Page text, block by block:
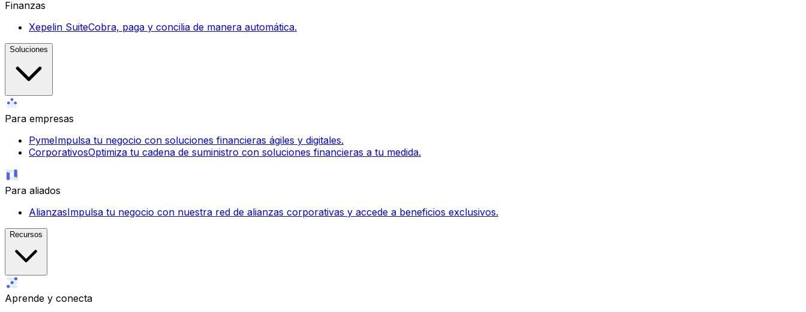
Finanzas
Xepelin SuiteCobra, paga y concilia de manera automática.
Soluciones
Para empresas
PymeImpulsa tu negocio con soluciones financieras ágiles y digitales.
CorporativosOptimiza tu cadena de suministro con soluciones financieras a tu medida.
Para aliados
AlianzasImpulsa tu negocio con nuestra red de alianzas corporativas y accede a beneficios exclusivos.
Recursos
Aprende y conecta